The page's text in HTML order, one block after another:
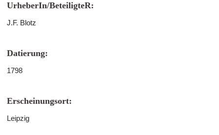
UrheberIn/BeteiligteR:
J.F. Blotz
Datierung:
1798
Erscheinungsort:
Leipzig